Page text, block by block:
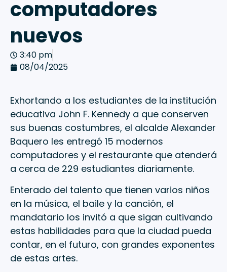
computadores
nuevos
3:40 pm
08/04/2025
Exhortando a los estudiantes de la institución
educativa John F. Kennedy a que conserven
sus buenas costumbres, el alcalde Alexander
Baquero les entregó 15 modernos
computadores y el restaurante que atenderá
a cerca de 229 estudiantes diariamente.
Enterado del talento que tienen varios niños
en la música, el baile y la canción, el
mandatario los invitó a que sigan cultivando
estas habilidades para que la ciudad pueda
contar, en el futuro, con grandes exponentes
de estas artes.